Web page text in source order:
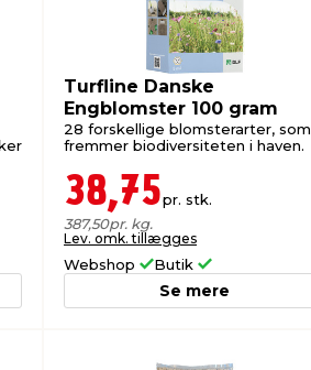
Turfline Danske
Engblomster 100 gram
28 forskellige blomsterarter, som
fremmer biodiversiteten i haven.
38,75pr. stk.
387,50pr. kg.
Lev. omk. tillægges
Webshop Butik
Se mere